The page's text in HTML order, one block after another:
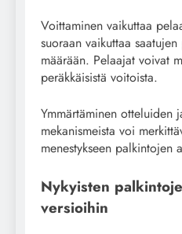
Voittaminen vaikuttaa
suoraan vaikuttaa
määrään. Pelaajat voivat
peräkkäisistä voitoista.
Ymmärtäminen otteluiden
mekanismeista voi
menestykseen palkintojen
Nykyisten
versioihin